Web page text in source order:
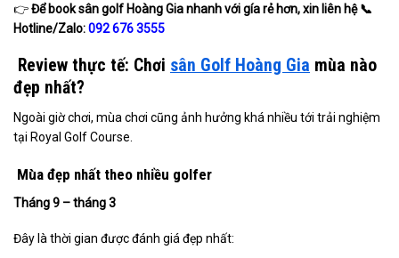
👉Để book sân golfHoàng Gia nhanh với gía rẻ hơn, xin liên hệ📞
Hotline/Zalo:092 676 3555
Review thực tế: Chơi sân Golf Hoàng Gia mùa nào
đẹp nhất?
Ngoài giờ chơi, mùa chơi cũng ảnh hưởng khá nhiều tới trải nghiệm
tại Royal Golf Course.
Mùa đẹp nhất theo nhiều golfer
Tháng 9 – tháng 3
Đây là thời gian được đánh giá đẹp nhất: